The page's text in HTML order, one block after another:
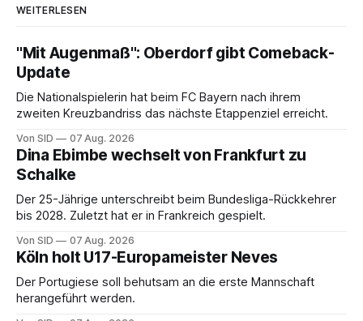
WEITERLESEN
"Mit Augenmaß": Oberdorf gibt Comeback-
Update
Die Nationalspielerin hat beim FC Bayern nach ihrem
zweiten Kreuzbandriss das nächste Etappenziel erreicht.
Von SID 07 Aug. 2026
Dina Ebimbe wechselt von Frankfurt zu
Schalke
Der 25-Jährige unterschreibt beim Bundesliga-Rückkehrer
bis 2028. Zuletzt hat er in Frankreich gespielt.
Von SID 07 Aug. 2026
Köln holt U17-Europameister Neves
Der Portugiese soll behutsam an die erste Mannschaft
herangeführt werden.